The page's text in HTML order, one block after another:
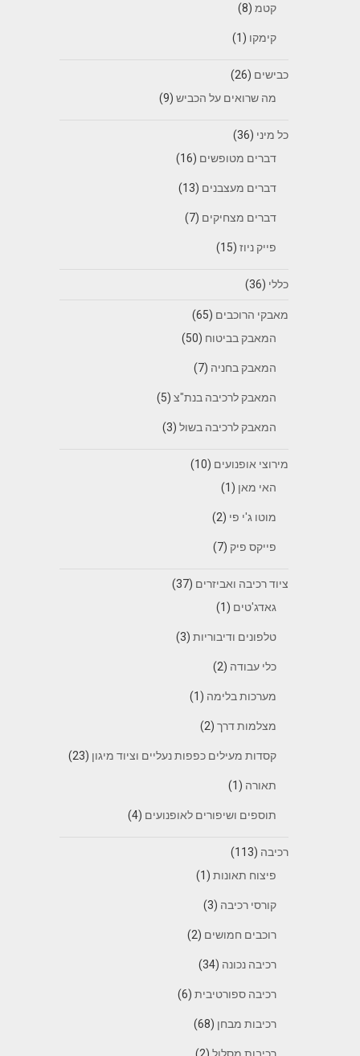
קטמ(8)
קימקו (1)
כבישים (26)
מה שרואים על הכביש(9)
כל מיני (36)
דברים מטופשים (16)
דברים מעצבנים (13)
דברים מצחיקים (7)
פייק ניוז(15)
כללי (36)
מאבקי הרוכבים (65)
המאבק בביטוח (50)
המאבק בחניה (7)
המאבק לרכיבה בנת"צ(5)
המאבק לרכיבה בשול(3)
מירוצי אופנועים (10)
האי מאן (1)
מוטו ג'י פי (2)
פייקס פיק (7)
ציוד רכיבה ואביזרים (37)
גאדג'טים (1)
טלפונים ודיבוריות(3)
כלי עבודה (2)
מערכות בלימה (1)
מצלמות דרך(2)
קסדות מעילים כפפות נעליים וציוד מיגון (23)
תאורה (1)
תוספים ושיפורים לאופנועים (4)
רכיבה (113)
פיצוח תאונות(1)
קורסי רכיבה (3)
רוכבים חמושים (2)
רכיבה נכונה (34)
רכיבה ספורטיבית(6)
רכיבות מבחן (68)
רכיבות מסלול(2)